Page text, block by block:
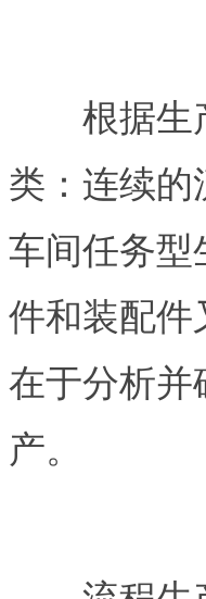
根据生产
类：连续的
车间任务型
件和装配件
在于分析并
产。